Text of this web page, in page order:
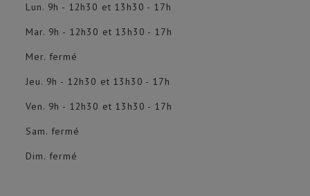
Lun. 9h - 12h30 et 13h30 - 17h
Mar. 9h - 12h30 et 13h30 - 17h
Mer. fermé
Jeu. 9h - 12h30 et 13h30 - 17h
Ven. 9h - 12h30 et 13h30 - 17h
Sam. fermé
Dim. fermé